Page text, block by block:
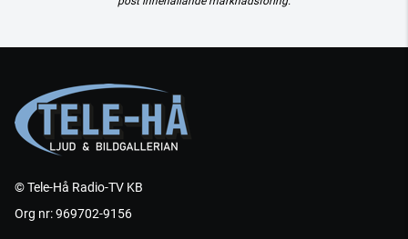
© Tele-Hå Radio-TV KB
Org nr: 969702-9156